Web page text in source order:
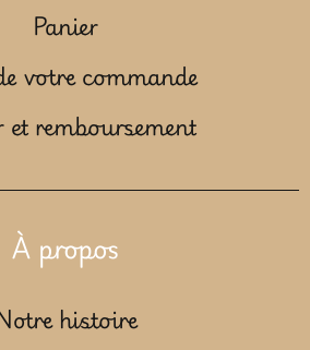
Panier
votre commande
et remboursement
À propos
histoire